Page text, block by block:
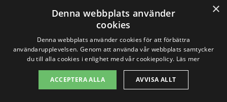
Några av de närliggande städerna där du
kan hitta professionell hemstädning
inkluderar:
Kungsbacka
×
Denna webbplats använder
cookies
Denna webbplats använder cookies för att förbättra
användarupplevelsen. Genom att använda vår webbplats samtycker
du till alla cookies i enlighet med vår cookiepolicy. Läs mer
ACCEPTERA ALLA AVVISA ALLT